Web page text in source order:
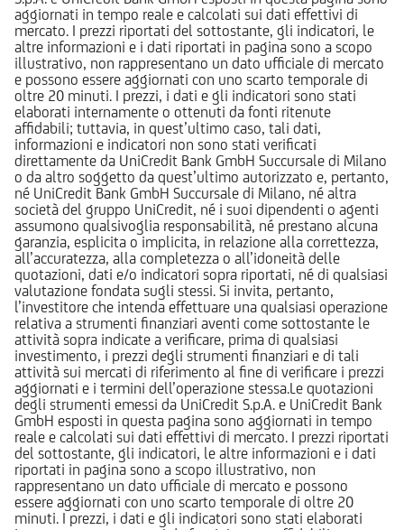
aggiornati in tempo reale e calcolati sui dati effettivi di
mercato. I prezzi riportati del sottostante, gli indicatori, le
altre informazioni e i dati riportati in pagina sono a scopo
illustrativo, non rappresentano un dato ufficiale di mercato
e possono essere aggiornati con uno scarto temporale di
oltre 20 minuti. I prezzi, i dati e gli indicatori sono stati
elaborati internamente o ottenuti da fonti ritenute
affidabili; tuttavia, in quest’ultimo caso, tali dati,
informazioni e indicatori non sono stati verificati
direttamente da UniCredit Bank GmbH Succursale di Milano
o da altro soggetto da quest’ultimo autorizzato e, pertanto,
né UniCredit Bank GmbH Succursale di Milano, né altra
società del gruppo UniCredit, né i suoi dipendenti o agenti
assumono qualsivoglia responsabilità, né prestano alcuna
garanzia, esplicita o implicita, in relazione alla correttezza,
all’accuratezza, alla completezza o all’idoneità delle
quotazioni, dati e/o indicatori sopra riportati, né di qualsiasi
valutazione fondata sugli stessi. Si invita, pertanto,
l’investitore che intenda effettuare una qualsiasi operazione
relativa a strumenti finanziari aventi come sottostante le
attività sopra indicate a verificare, prima di qualsiasi
investimento, i prezzi degli strumenti finanziari e di tali
attività sui mercati di riferimento al fine di verificare i prezzi
aggiornati e i termini dell’operazione stessa.Le quotazioni
degli strumenti emessi da UniCredit S.p.A. e UniCredit Bank
GmbH esposti in questa pagina sono aggiornati in tempo
reale e calcolati sui dati effettivi di mercato. I prezzi riportati
del sottostante, gli indicatori, le altre informazioni e i dati
riportati in pagina sono a scopo illustrativo, non
rappresentano un dato ufficiale di mercato e possono
essere aggiornati con uno scarto temporale di oltre 20
minuti. I prezzi, i dati e gli indicatori sono stati elaborati